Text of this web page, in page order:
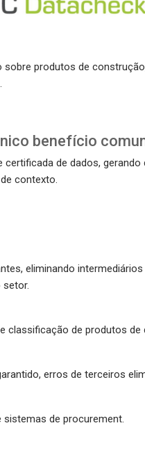
produtos de
benefício
de dados,
contexto.
eliminando
setor.
classificação de produtos de
erros de terceiros
sistemas de procurement.